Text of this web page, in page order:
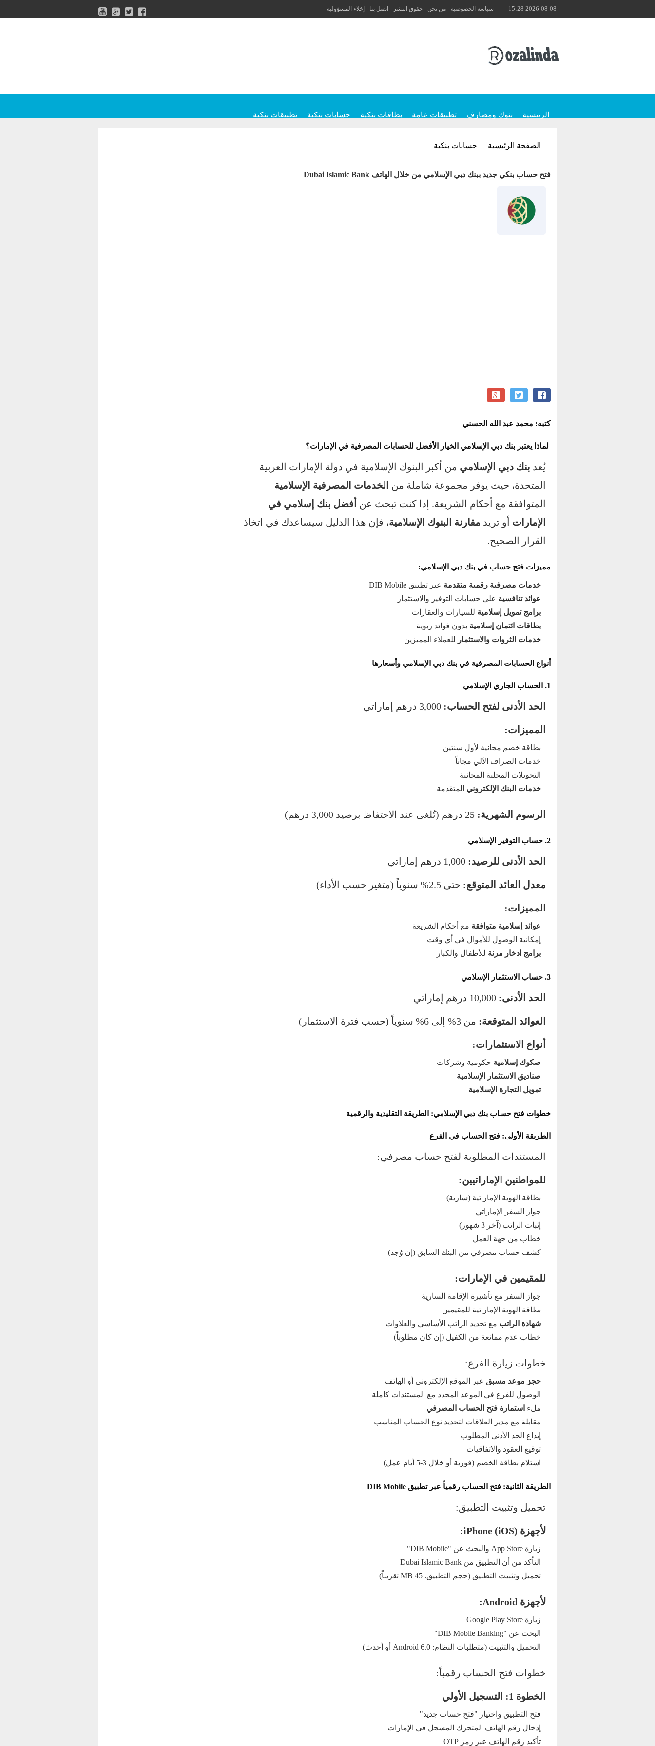
2026-08-08 15:28 سياسة الخصوصية من نحن حقوق النشر اتصل بنا إخلاء المسؤولية
الرئيسية بنوك ومصارف تطبيقات عامة بطاقات بنكية حسابات بنكية تطبيقات بنكية
الصفحة الرئيسية حسابات بنكية
فتح حساب بنكي جديد ببنك دبي الإسلامي من خلال الهاتف Dubai Islamic Bank
كتبه: محمد عبد الله الحسني
لماذا يعتبر بنك دبي الإسلامي الخيار الأفضل للحسابات المصرفية في الإمارات؟
يُعد بنك دبي الإسلامي من أكبر البنوك الإسلامية في دولة الإمارات العربية
المتحدة، حيث يوفر مجموعة شاملة من الخدمات المصرفية الإسلامية
المتوافقة مع أحكام الشريعة. إذا كنت تبحث عن أفضل بنك إسلامي في
الإمارات أو تريد مقارنة البنوك الإسلامية، فإن هذا الدليل سيساعدك في اتخاذ
القرار الصحيح.
مميزات فتح حساب في بنك دبي الإسلامي:
خدمات مصرفية رقمية متقدمة عبر تطبيق DIB Mobile
عوائد تنافسية على حسابات التوفير والاستثمار
برامج تمويل إسلامية للسيارات والعقارات
بطاقات ائتمان إسلامية بدون فوائد ربوية
خدمات الثروات والاستثمار للعملاء المميزين
أنواع الحسابات المصرفية في بنك دبي الإسلامي وأسعارها
1. الحساب الجاري الإسلامي
الحد الأدنى لفتح الحساب:
المميزات:
بطاقة خصم مجانية لأول سنتين
خدمات الصراف الآلي مجاناً
التحويلات المحلية المجانية
خدمات البنك الإلكتروني المتقدمة
الرسوم الشهرية:
2. حساب التوفير الإسلامي
الحد الأدنى للرصيد:
معدل العائد المتوقع: حتى 2.5% سنوياً (متغير حسب الأداء)
المميزات:
عوائد إسلامية متوافقة مع أحكام الشريعة
إمكانية الوصول للأموال في أي وقت
برامج ادخار مرنة للأطفال والكبار
3. حساب الاستثمار الإسلامي
الحد الأدنى:
العوائد المتوقعة: من 3% إلى 6% سنوياً (حسب فترة الاستثمار)
أنواع الاستثمارات:
صكوك إسلامية حكومية وشركات
صناديق الاستثمار الإسلامية
تمويل التجارة الإسلامية
خطوات فتح حساب بنك دبي الإسلامي: الطريقة التقليدية والرقمية
الطريقة الأولى: فتح الحساب في الفرع
المستندات المطلوبة لفتح حساب مصرفي:
للمواطنين الإماراتيين:
بطاقة الهوية الإماراتية (سارية)
جواز السفر الإماراتي
إثبات الراتب (آخر 3 شهور)
خطاب من جهة العمل
كشف حساب مصرفي من البنك السابق (إن وُجد)
للمقيمين في الإمارات:
جواز السفر مع تأشيرة الإقامة السارية
بطاقة الهوية الإماراتية للمقيمين
شهادة الراتب مع تحديد الراتب الأساسي والعلاوات
خطاب عدم ممانعة من الكفيل (إن كان مطلوباً)
خطوات زيارة الفرع:
حجز موعد مسبق عبر الموقع الإلكتروني أو الهاتف
الوصول للفرع في الموعد المحدد مع المستندات كاملة
ملء استمارة فتح الحساب المصرفي
مقابلة مع مدير العلاقات لتحديد نوع الحساب المناسب
إيداع الحد الأدنى المطلوب
توقيع العقود والاتفاقيات
استلام بطاقة الخصم (فورية أو خلال 3-5 أيام عمل)
الطريقة الثانية: فتح الحساب رقمياً عبر تطبيق DIB Mobile
تحميل وتثبيت التطبيق:
لأجهزة iPhone (iOS):
زيارة App Store والبحث عن "DIB Mobile"
التأكد من أن التطبيق من Dubai Islamic Bank
تحميل وتثبيت التطبيق (حجم التطبيق: 45 MB تقريباً)
لأجهزة Android:
زيارة Google Play Store
البحث عن "DIB Mobile Banking"
التحميل والتثبيت (متطلبات النظام: Android 6.0 أو أحدث)
خطوات فتح الحساب رقمياً:
الخطوة 1: التسجيل الأولي
فتح التطبيق واختيار "فتح حساب جديد"
إدخال رقم الهاتف المتحرك المسجل في الإمارات
تأكيد رقم الهاتف عبر رمز OTP